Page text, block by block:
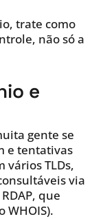
trate como
não só a
e
gente se
e tentativas
vários TLDs,
via
que